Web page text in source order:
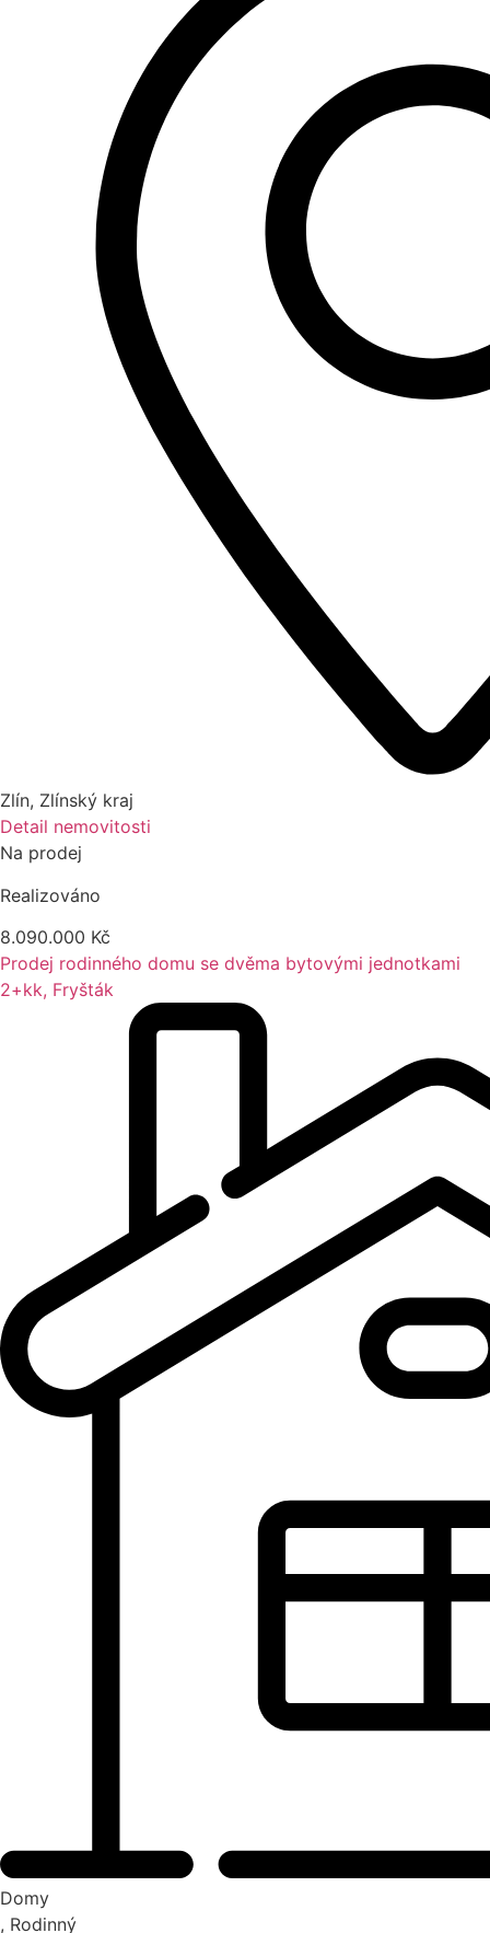
Zlín, Zlínský kraj
Detail nemovitosti
Na prodej
Realizováno
8.090.000 Kč
Prodej rodinného domu se dvěma bytovými jednotkami
2+kk, Fryšták
Domy
, Rodinný